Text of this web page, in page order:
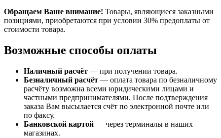
Обращаем Ваше внимание! Товары, являющиеся заказными
позициями, приобретаются при условии 30% предоплаты от
стоимости товара.
Возможные способы оплаты
Наличный расчёт — при получении товара.
Безналичный расчёт — оплата товара по безналичному
расчёту возможна всеми юридическими лицами и
частными предпринимателями. После подтверждения
заказа Вам высылается счёт по электронной почте или
по факсу.
Банковской картой — через терминалы в наших
магазинах.